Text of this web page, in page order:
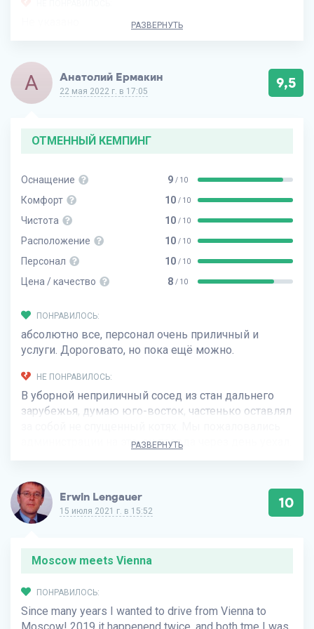
РАЗВЕРНУТЬ
А Анатолий Ермакин
22 мая 2022 г. в 17:05 9,5
ОТМЕННЫЙ КЕМПИНГ
Оснащение 9 / 10
Комфорт 10 / 10
Чистота 10 / 10
Расположение 10 / 10
Персонал 10 / 10
Цена / качество 8 / 10
ПОНРАВИЛОСЬ:
абсолютно все, персонал очень приличный и
услуги. Дороговато, но пока ещё можно.
НЕ ПОНРАВИЛОСЬ:
В уборной неприличный сосед из стан дальнего
зарубежья, думаю юго-восток, частенько оставлял
администрации на это, он правда через день уехал.
РАЗВЕРНУТЬ
Erwin Lengauer
15 июля 2021 г. в 15:52 10
Moscow meets Vienna
ПОНРАВИЛОСЬ:
Since many years I wanted to drive from Vienna to